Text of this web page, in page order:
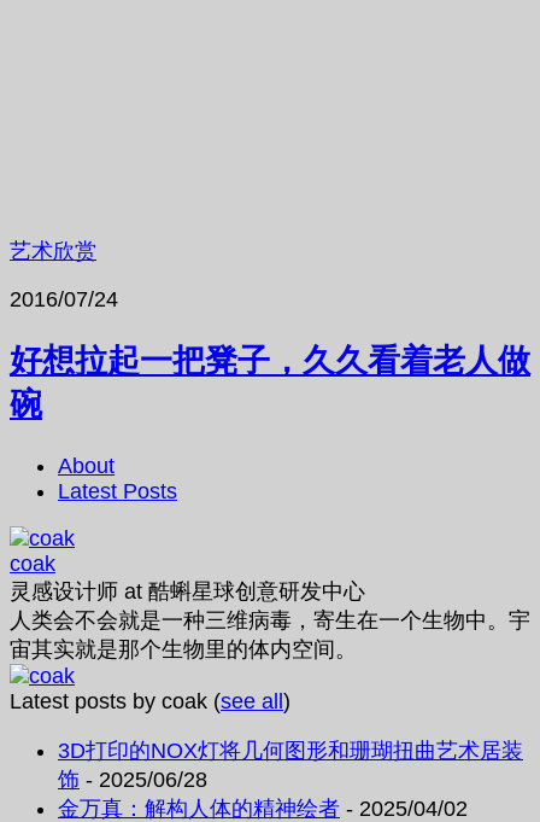
艺术欣赏
2016/07/24
好想拉起一把凳子，久久看着老人做
碗
About
Latest Posts
coak
灵感设计师 at 酷蝌星球创意研发中心
人类会不会就是一种三维病毒，寄生在一个生物中。宇
宙其实就是那个生物里的体内空间。
Latest posts by coak (see all)
3D打印的NOX灯将几何图形和珊瑚扭曲艺术居装
饰 - 2025/06/28
金万真：解构人体的精神绘者 - 2025/04/02